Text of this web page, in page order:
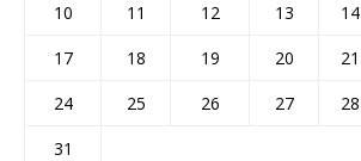
10
11 12 13 14
17
18 19 20 21
24
25 26 27 28
31